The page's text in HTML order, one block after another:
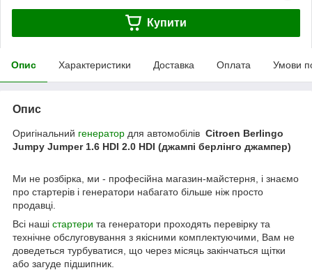
Купити
Опис Характеристики Доставка Оплата Умови
Опис
Оригінальний генератор для автомобілів Citroen Berlingo
Jumpy Jumper 1.6 HDI 2.0 HDI (джампі берлінго джампер)
Ми не розбірка, ми - професійна магазин-майстерня, і знаємо
про стартерів і генератори набагато більше ніж просто
продавці.
Всі наші стартери та генератори проходять перевірку та
технічне обслуговування з якісними комплектуючими, Вам не
доведеться турбуватися, що через місяць закінчаться щітки
або загуде підшипник.